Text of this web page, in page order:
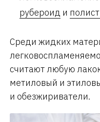
рубероид и
Среди жидких
считают любую
метиловый и
и обезжириватели.